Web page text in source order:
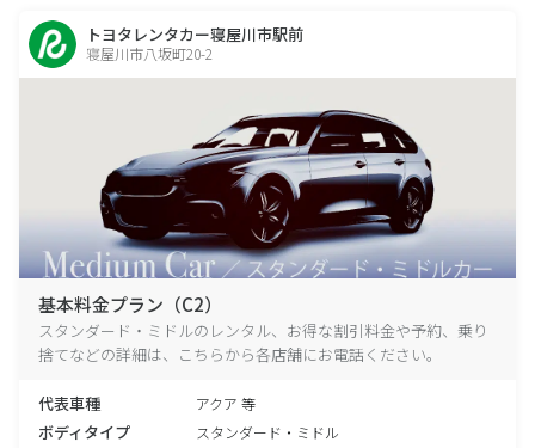
トヨタレンタカー寝屋川市駅前
寝屋川市八坂町20-2
基本料金プラン（C2）
スタンダード・ミドルのレンタル、お得な割引料金や予約、乗り
捨てなどの詳細は、こちらから各店舗にお電話ください。
代表車種 アクア 等
ボディタイプ スタンダード・ミドル